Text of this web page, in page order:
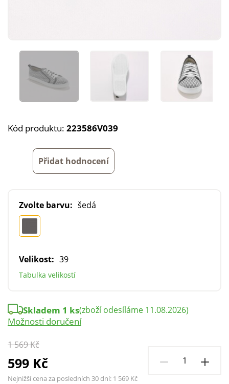
Kód produktu: 223586V039
Přidat hodnocení
Zvolte barvu: šedá
Velikost: 39
Tabulka velikostí
1 569 Kč
599 Kč
Nejnižší cena za posledních 30 dní: 1 569 Kč
Skladem 1 ks(zboží odesíláme 11.08.2026)
Možnosti doručení